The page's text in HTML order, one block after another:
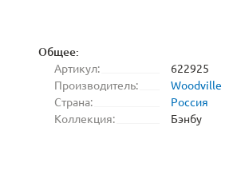
Общее:
Артикул:
622925
Производитель:
Woodville
Страна:
Россия
Коллекция:
Бэнбу